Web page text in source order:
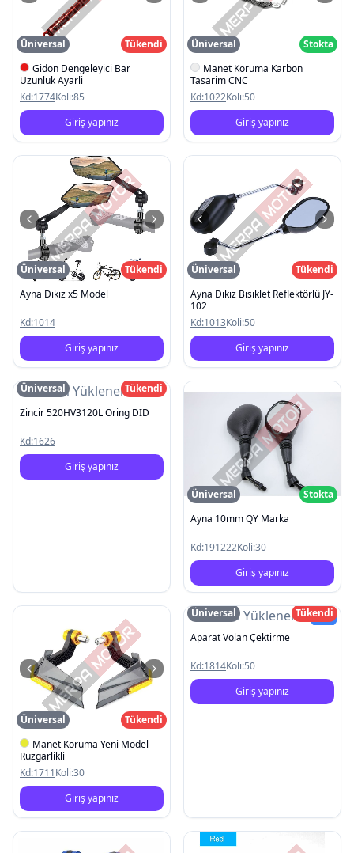
Üniversal
Tükendi
Gidon Dengeleyici Bar
Uzunluk Ayarli
Kd:1774Koli:85
Giriş yapınız
Üniversal
Stokta
Manet Koruma Karbon
Tasarim CNC
Kd:1022Koli:50
Giriş yapınız
Üniversal
Tükendi
Ayna Dikiz x5 Model
Kd:1014
Giriş yapınız
Üniversal
Tükendi
Ayna Dikiz Bisiklet Reflektörlü JY-
102
Kd:1013Koli:50
Giriş yapınız
Resim Yüklenemedi
Üniversal
Tükendi
Zincir 520HV3120L Oring DID
Kd:1626
Giriş yapınız
Üniversal
Stokta
Ayna 10mm QY Marka
Kd:191222Koli:30
Giriş yapınız
Üniversal
Tükendi
Manet Koruma Yeni Model
Rüzgarlikli
Kd:1711Koli:30
Giriş yapınız
Resim YüklenemediYeni
Üniversal
Tükendi
Aparat Volan Çektirme
Kd:1814Koli:50
Giriş yapınız